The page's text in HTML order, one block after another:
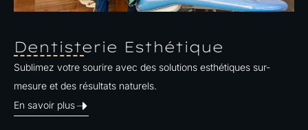
Dentisterie Esthétique
Sublimez votre sourire avec des solutions esthétiques sur-
mesure et des résultats naturels.
En savoir plus